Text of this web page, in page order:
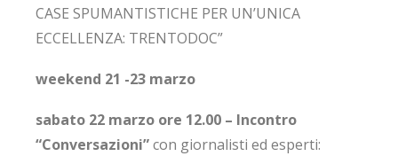
CASE SPUMANTISTICHE PER UN’UNICA
ECCELLENZA: TRENTODOC”
weekend 21 -23 marzo
sabato 22 marzo ore 12.00 – Incontro
“Conversazioni”con giornalisti ed esperti: